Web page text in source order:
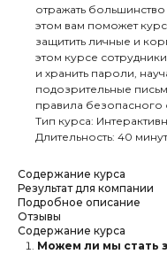
отражать
этом вам поможет
защитить личные и
этом курсе
и хранить пароли,
подозрительные
правила безопасного
Тип курса:
Длительность: 40 минут
Содержание курса
Результат для компании
Подробное описание
Отзывы
Содержание курса
Можем ли мы стать